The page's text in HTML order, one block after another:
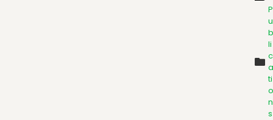
P
u
b
li
c
a
ti
o
n
s